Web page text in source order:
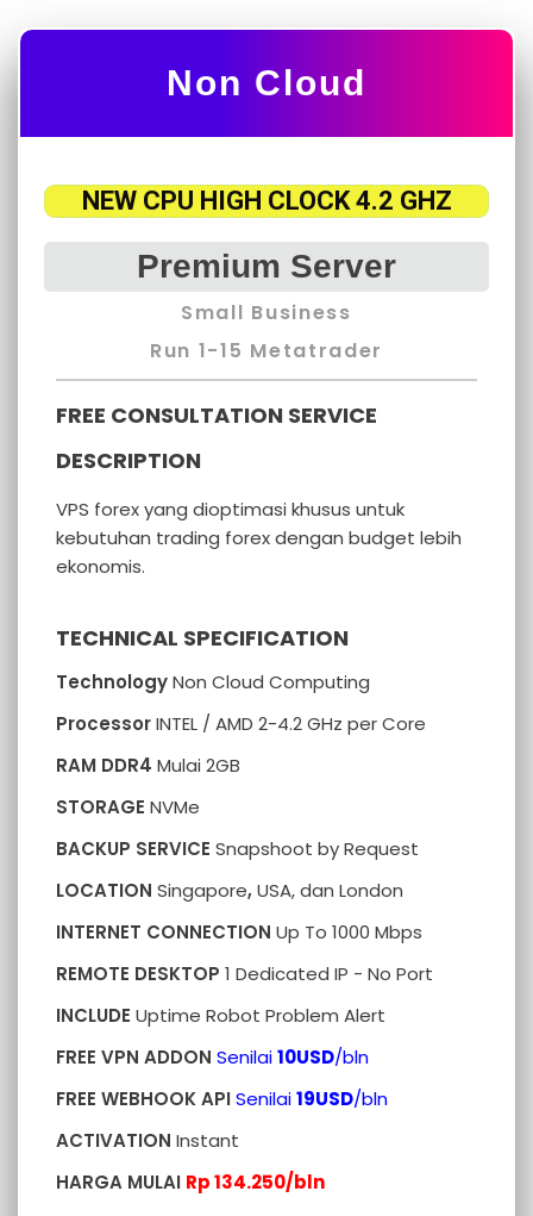
Non Cloud
NEW CPU HIGH CLOCK 4.2 GHZ
Premium Server
Small Business
Run 1-15 Metatrader
FREE CONSULTATION SERVICE
DESCRIPTION
VPS forex yang dioptimasi khusus untuk
kebutuhan trading forex dengan budget lebih
ekonomis.
TECHNICAL SPECIFICATION
TechnologyNon Cloud Computing
ProcessorINTEL / AMD 2-4.2 GHz per Core
RAM DDR4 Mulai 2GB
STORAGE NVMe
BACKUP SERVICE Snapshoot by Request
LOCATION Singapore,USA, dan London
INTERNET CONNECTION Up To 1000 Mbps
REMOTE DESKTOP 1 Dedicated IP - No Port
INCLUDE Uptime Robot Problem Alert
FREE VPN ADDON Senilai10USD/bln
FREE WEBHOOK APISenilai19USD/bln
ACTIVATION Instant
HARGA MULAI Rp 134.250/bln